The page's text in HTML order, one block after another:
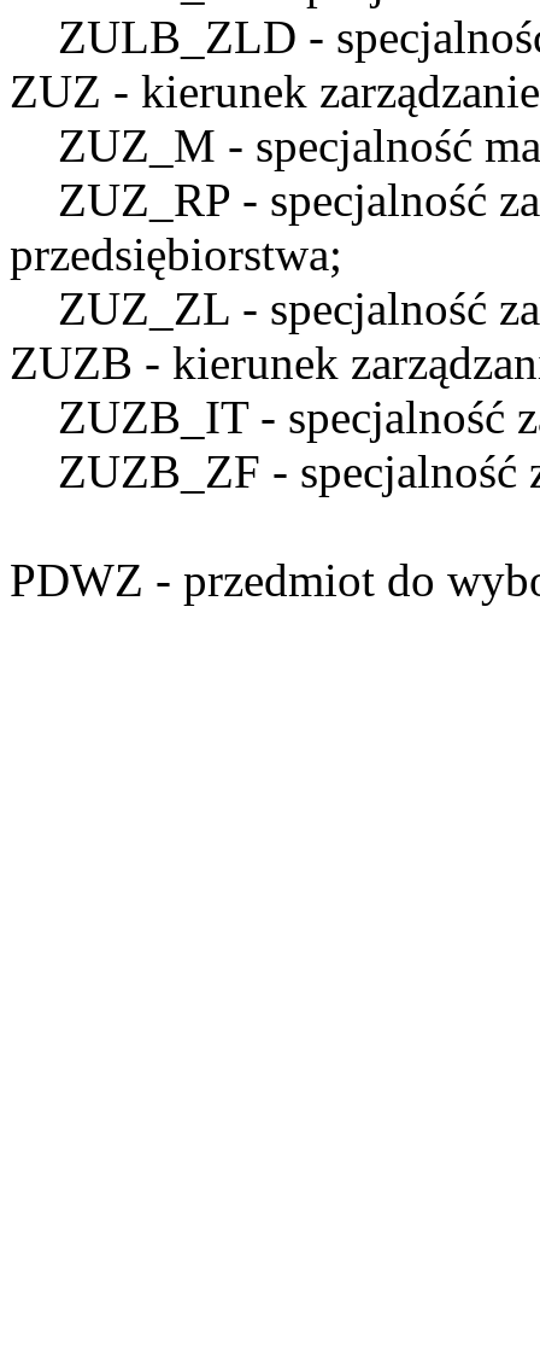
ZULB_ZLD -
ZUZ - kierunek
ZUZ_M - specjalność
ZUZ_RP - specjalność
przedsiębiorstwa;
ZUZ_ZL - specjalność
ZUZB - kierunek
ZUZB_IT- specjalność
ZUZB_ZF - specjalność
PDWZ - przedmiot do